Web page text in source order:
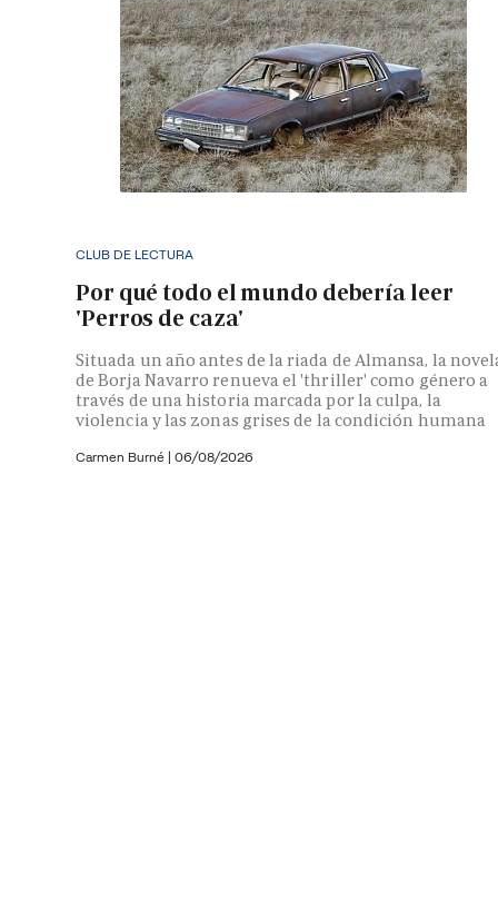
CLUB DE LECTURA
Por qué todo el mundo debería leer
'Perros de caza'
Situada un año antes de la riada de Almansa, la
de Borja Navarro renueva el 'thriller' como género a
través de una historia marcada por la culpa, la
violencia y las zonas grises de la condición humana
Carmen Burné | 06/08/2026